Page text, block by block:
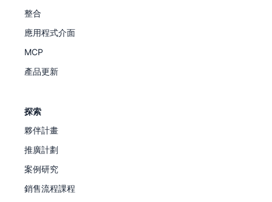
整合
應用程式介面
MCP
產品更新
探索
夥伴計畫
推廣計劃
案例研究
銷售流程課程